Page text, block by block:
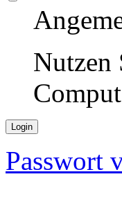
Nutzen
Passwort